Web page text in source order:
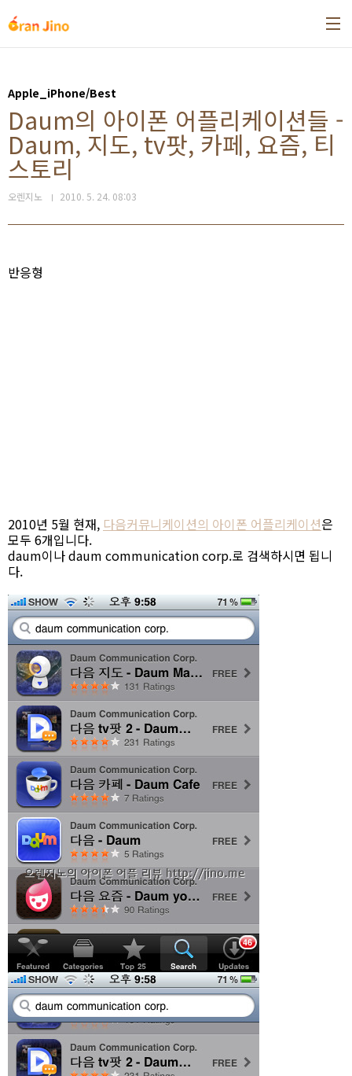
Apple_iPhone/Best
Daum의 아이폰 어플리케이션들 -
Daum, 지도, tv팟, 카페, 요즘, 티
스토리
오렌지노 2010. 5. 24. 08:03
반응형
2010년 5월 현재, 다음커뮤니케이션의 아이폰 어플리케이션은
모두 6개입니다.
daum이나 daum communication corp.로 검색하시면 됩니
다.